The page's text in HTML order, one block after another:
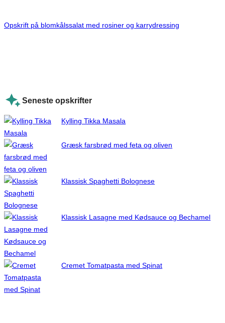
Opskrift på blomkålssalat med rosiner og karrydressing
Seneste opskrifter
Kylling Tikka Masala
Græsk farsbrød med feta og oliven
Klassisk Spaghetti Bolognese
Klassisk Lasagne med Kødsauce og Bechamel
Cremet Tomatpasta med Spinat